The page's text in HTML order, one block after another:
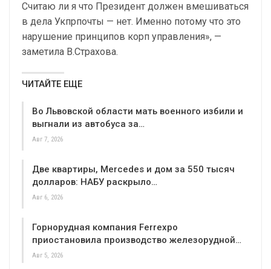
Считаю ли я что Президент должен вмешиваться
в дела Укпрпочты — нет. Именно потому что это
нарушение принципов корп управления», —
заметила В.Страхова.
ЧИТАЙТЕ ЕЩЕ
Во Львовской области мать военного избили и
выгнали из автобуса за…
Авг 7, 2026
Две квартиры, Mercedes и дом за 550 тысяч
долларов: НАБУ раскрыло…
Авг 6, 2026
Горнорудная компания Ferrexpo
приостановила производство железорудной…
Авг 5, 2026